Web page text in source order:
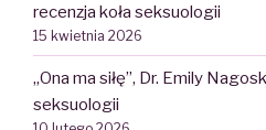
recenzja koła seksuologii
15 kwietnia 2026
„Ona ma siłę”, Dr. Emily
seksuologii